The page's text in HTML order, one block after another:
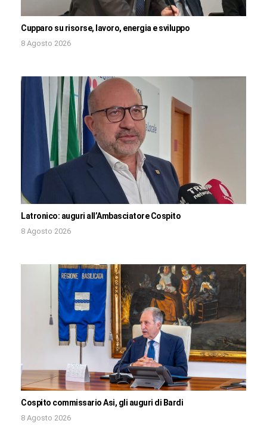
Cupparo su risorse, lavoro, energia e sviluppo
8 Agosto 2026
Latronico: auguri all’Ambasciatore Cospito
8 Agosto 2026
Cospito commissario Asi, gli auguri di Bardi
8 Agosto 2026